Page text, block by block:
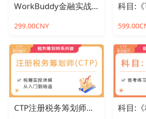
WorkBuddy金融实战应用
299.00CNY
CTP注册税务筹划师课程